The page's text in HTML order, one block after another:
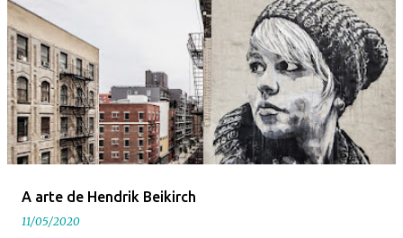
A arte de Hendrik Beikirch
11/05/2020